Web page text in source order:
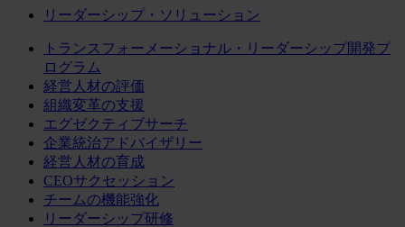
リーダーシップ・ソリューション
トランスフォーメーショナル・リーダーシップ開発プ
ログラム
経営人材の評価
組織変革の支援
エグゼクティブサーチ
企業統治アドバイザリー
経営人材の育成
CEOサクセッション
チームの機能強化
リーダーシップ研修